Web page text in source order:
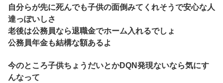
自分らが先に死んでも子供の面倒みてくれそうで安心な人
達っぽいしさ
老後は公務員なら退職金でホーム入れるでしょ
公務員年金も結構な額あるよ
今のところ子供ちょうだいとかDQN発現ないなら気にす
んなって